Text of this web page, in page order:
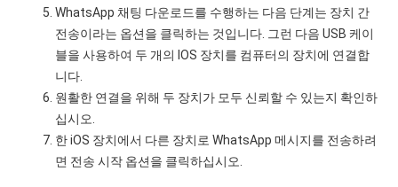
WhatsApp 채팅 다운로드를 수행하는 다음 단계는 장치 간
전송이라는 옵션을 클릭하는 것입니다. 그런 다음 USB 케이
블을 사용하여 두 개의 IOS 장치를 컴퓨터의 장치에 연결합
니다.
원활한 연결을 위해 두 장치가 모두 신뢰할 수 있는지 확인하
십시오.
한 iOS 장치에서 다른 장치로 WhatsApp 메시지를 전송하려
면 전송 시작 ​​옵션을 클릭하십시오.